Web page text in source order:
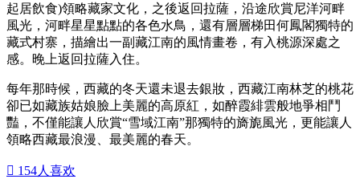
起居飲食)領略藏家文化，之後返回拉薩，沿途欣賞尼洋河畔
風光，河畔星星點點的各色水鳥，還有層層梯田何鳳閣獨特的
藏式村寨，描繪出一副藏江南的風情畫卷，有入桃源深處之
感。晚上返回拉薩入住。
每年那時候，西藏的冬天還未退去銀妝，西藏江南林芝的桃花
卻已如藏族姑娘臉上美麗的高原紅，如醉霞緋雲般地爭相鬥
豔，不僅能讓人欣賞“雪域江南”那獨特的旖旎風光，更能讓人
領略西藏最浪漫、最美麗的春天。
 154人喜欢